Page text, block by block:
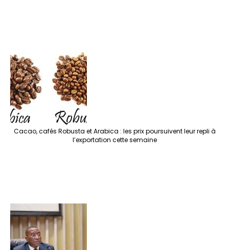
Cacao, cafés Robusta et Arabica : les prix poursuivent leur repli à
l’exportation cette semaine